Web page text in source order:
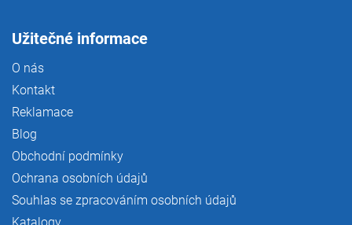
Užitečné informace
O nás
Kontakt
Reklamace
Blog
Obchodní podmínky
Ochrana osobních údajů
Souhlas se zpracováním osobních údajů